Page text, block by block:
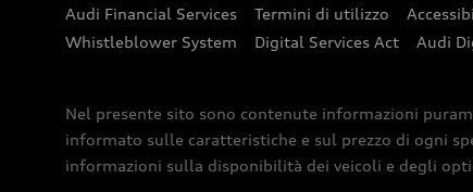
Audi Financial Services Termini di utilizzo
Whistleblower System
Digital Services Act Audi
Nel presente sito sono contenute informazioni
informato sulle caratteristiche e sul prezzo di ogni
informazioni sulla disponibilità dei veicoli e degli